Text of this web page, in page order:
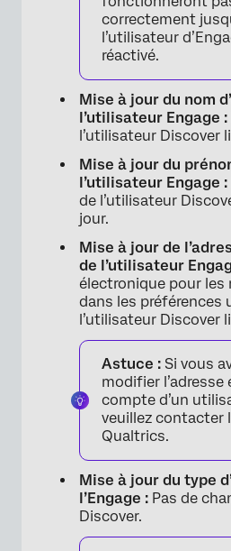
correctement
l’utilisateur
réactivé.
Mise à jour du nom
l’utilisateur Engage :
l’utilisateur Discover
Mise à jour du
l’utilisateur Engage :
de l’utilisateur
jour.
Mise à jour de
de l’utilisateur
électronique pour
dans les préférences
l’utilisateur Discover
Astuce : Si vous
modifier l’adresse
compte d’un
veuillez contacter
Qualtrics.
Mise à jour du type
l’Engage : Pas de
Discover.